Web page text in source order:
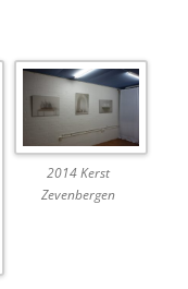
2014 Kerst
Zevenbergen